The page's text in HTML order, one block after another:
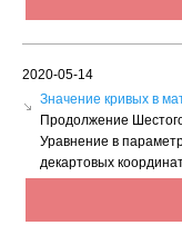
2020-05-14
Значение кривых в
Продолжение
Уравнение в
декартовых